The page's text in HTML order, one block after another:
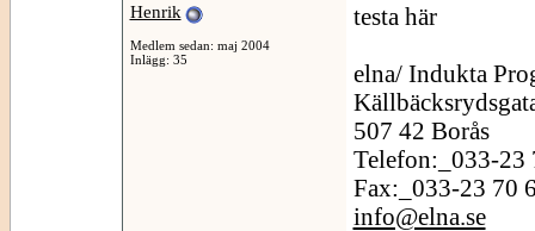
Henrik
Medlem sedan: maj 2004
Inlägg: 35
testa här
elna/ Indukta
507 42 Borås
Telefon:_033-23
Fax:_033-23 70
info@elna.se